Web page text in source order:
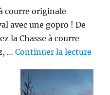
courre originale
avec une gopro ! De
la Chasse à courre
…Continuer la lecture